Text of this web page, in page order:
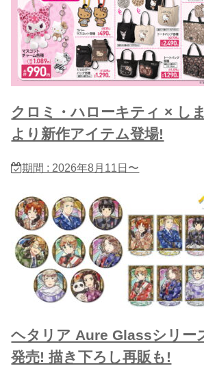
クロミ・ハローキティ × し
より新作アイテム登場!
期間 : 2026年8月11日〜
ヘタリア Aure Glassシリー
発売! 描き下ろし再販も!